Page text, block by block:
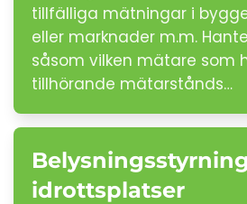
tillfälliga mätningar i
eller marknader m.m.
såsom vilken mätare som
tillhörande mätarstånds…
Belysningsstyrning
idrottsplatser